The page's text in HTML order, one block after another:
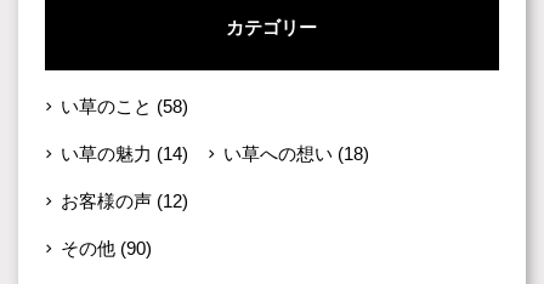
カテゴリー
い草のこと (58)
い草の魅力 (14) い草への想い (18)
お客様の声 (12)
その他 (90)